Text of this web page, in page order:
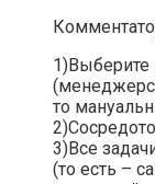
1)Выберите
то
3)Все
(то есть –